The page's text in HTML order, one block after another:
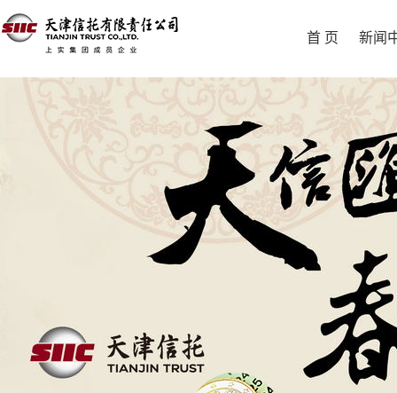
首 页 新闻